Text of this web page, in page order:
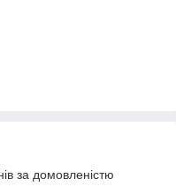
за домовленістю